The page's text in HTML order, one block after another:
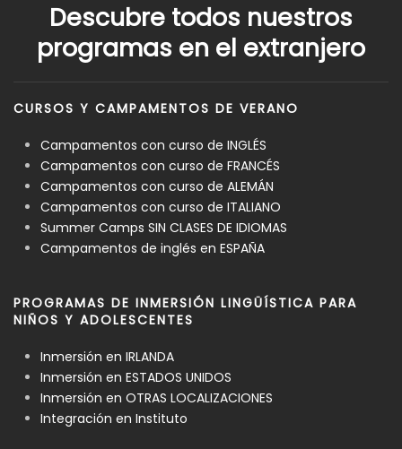
Descubre todos nuestros
programas en el extranjero
CURSOS Y CAMPAMENTOS DE VERANO
Campamentos con curso de INGLÉS
Campamentos con curso de FRANCÉS
Campamentos con curso de ALEMÁN
Campamentos con curso de ITALIANO
Summer Camps SIN CLASES DE IDIOMAS
Campamentos de inglés en ESPAÑA
PROGRAMAS DE INMERSIÓN LINGÜÍSTICA PARA
NIÑOS Y ADOLESCENTES
Inmersión en IRLANDA
Inmersión en ESTADOS UNIDOS
Inmersión en OTRAS LOCALIZACIONES
Integración en Instituto